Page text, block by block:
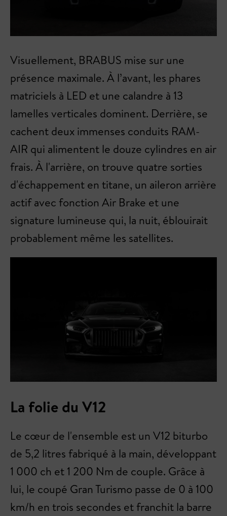
Visuellement, BRABUS mise sur une
présence maximale. À l’avant, les phares
matriciels à LED et une calandre à 13
lamelles verticales dominent. Derrière, se
cachent deux immenses conduits RAM-
AIR qui alimentent le douze cylindres en air
frais. À l'arrière, on trouve quatre sorties
d'échappement en titane, un aileron arrière
actif avec fonction Air Brake et une
signature lumineuse qui, la nuit, éblouirait
probablement même les satellites.
La folie du V12
Le cœur de l'ensemble est un V12 biturbo
de 5,2 litres fabriqué à la main, développant
1 000 ch et 1 200 Nm de couple. Grâce à
lui, le coupé Gran Turismo passe de 0 à 100
km/h en trois secondes et franchit la barre